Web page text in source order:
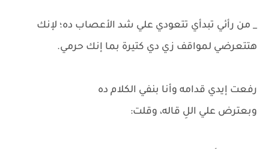
_ من رأئي تبدأي تتعودي علي شد الأعصاب ده؛ لإنك
هتتعرضي لمواقف زي دي كتيرة بما إنك حرمي.
رفعت إيدي قدامه وأنا بنفي الكلام ده
وبعترض علي اللِ قاله، وقلت: